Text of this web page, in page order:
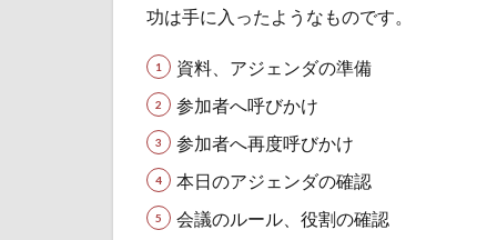
「や
きこ
と」
1.1
資
料、
ェン
功は手に入ったようなものです。
資料、アジェンダの準備
参加者へ呼びかけ
参加者へ再度呼びかけ
本日のアジェンダの確認
会議のルール、役割の確認